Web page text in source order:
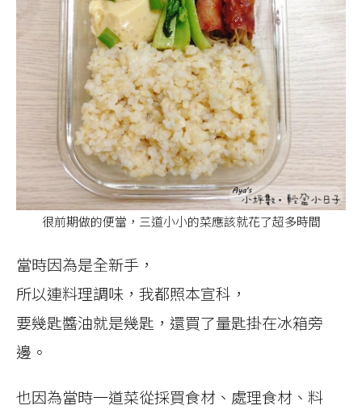
很前期做的便當，三道小小的菜應該就花了超多時間
當時因為是全新手，
所以連料理調味，我都照本宣科，
要幾匙醬油就是幾匙，還買了量匙掛在冰箱旁
邊。
也因為當時一道菜從採買食材、處理食材、料